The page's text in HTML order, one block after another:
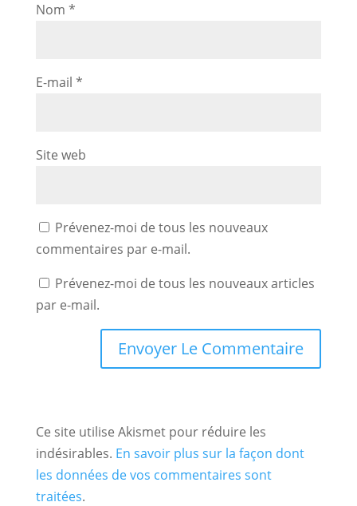
Nom *
E-mail *
Site web
Prévenez-moi de tous les nouveaux
commentaires par e-mail.
Prévenez-moi de tous les nouveaux articles
par e-mail.
Ce site utilise Akismet pour réduire les
indésirables. En savoir plus sur la façon dont
les données de vos commentaires sont
traitées.